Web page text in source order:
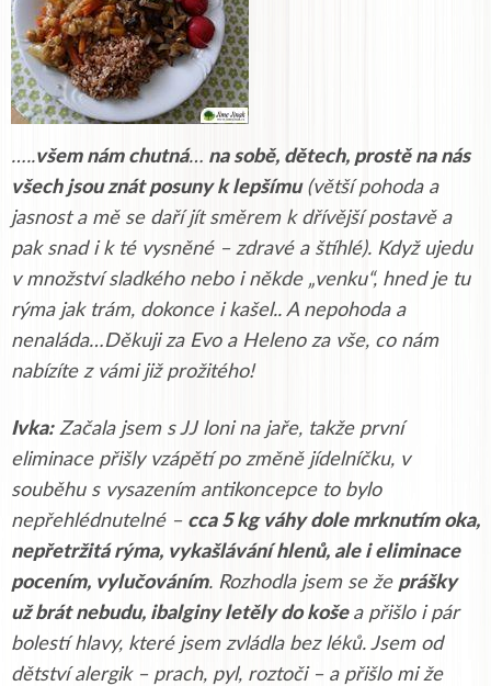
…..všem nám chutná… na sobě, dětech, prostě na nás
všech jsou znát posuny k lepšímu(větší pohoda a
jasnost a mě se daří jít směrem k dřívější postavě a
pak snad i k té vysněné – zdravé a štíhlé). Když ujedu
v množství sladkého nebo i někde „venku“, hned je tu
rýma jak trám, dokonce i kašel.. A nepohoda a
nenaláda…Děkuji za Evo a Heleno za vše, co nám
nabízíte z vámi již prožitého!
Ivka:Začala jsem s JJ loni na jaře, takže první
eliminace přišly vzápětí po změně jídelníčku, v
souběhu s vysazením antikoncepce to bylo
nepřehlédnutelné – cca 5 kg váhy dole mrknutím oka,
nepřetržitá rýma, vykašlávání hlenů, ale i eliminace
pocením, vylučováním. Rozhodla jsem se že prášky
už brát nebudu, ibalginy letěly do koše a přišlo i pár
bolestí hlavy, které jsem zvládla bez léků. Jsem od
dětství alergik – prach, pyl, roztoči – a přišlo mi že